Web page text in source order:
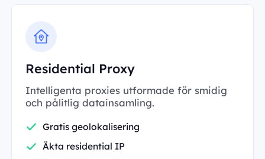
Residential Proxy
Intelligenta proxies utformade för smidig
och pålitlig datainsamling.
Gratis geolokalisering
Äkta residential IP